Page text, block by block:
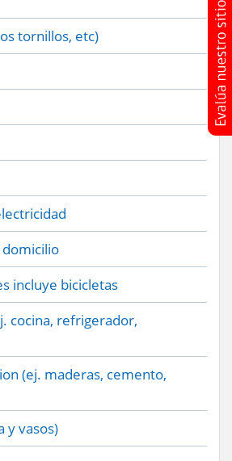
tornillos, etc)
domicilio
incluye bicicletas
cocina, refrigerador,
(ej. maderas, cemento,
y vasos)